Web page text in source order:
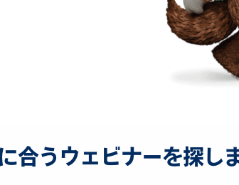
合うウェビナーを探し